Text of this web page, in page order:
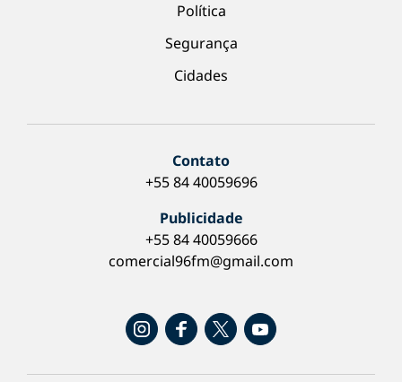
Política
Segurança
Cidades
Contato
+55 84 40059696
Publicidade
+55 84 40059666
comercial96fm@gmail.com